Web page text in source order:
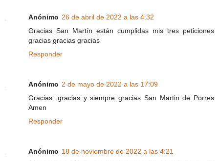
Anónimo 26 de abril de 2022 a las 4:32
Gracias San Martín están cumplidas mis tres peticiones
gracias gracias gracias
Responder
Anónimo 2 de mayo de 2022 a las 17:09
Gracias ,gracias y siempre gracias San Martin de Porres
Amen
Responder
Anónimo 18 de noviembre de 2022 a las 4:21